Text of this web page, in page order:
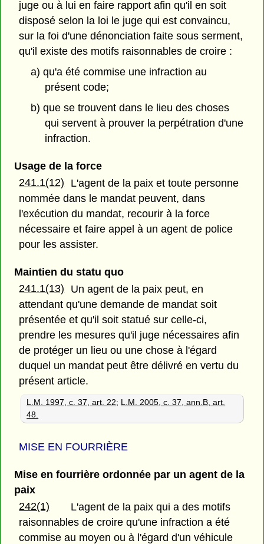
juge ou à lui en faire rapport afin qu'il en soit
disposé selon la loi le juge qui est convaincu,
sur la foi d'une dénonciation faite sous serment,
qu'il existe des motifs raisonnables de croire :
a) qu'a été commise une infraction au
présent code;
b) que se trouvent dans le lieu des choses
qui servent à prouver la perpétration d'une
infraction.
Usage de la force
241.1(12)
L'agent de la paix et toute personne
nommée dans le mandat peuvent, dans
l'exécution du mandat, recourir à la force
nécessaire et faire appel à un agent de police
pour les assister.
Maintien du statu quo
241.1(13)
Un agent de la paix peut, en
attendant qu'une demande de mandat soit
présentée et qu'il soit statué sur celle-ci,
prendre les mesures qu'il juge nécessaires afin
de protéger un lieu ou une chose à l'égard
duquel un mandat peut être délivré en vertu du
présent article.
L.M. 1997, c. 37, art. 22; L.M. 2005, c. 37, ann.B, art.
48.
MISE EN FOURRIÈRE
Mise en fourrière ordonnée par un agent de la
paix
242(1)
L'agent de la paix qui a des motifs
raisonnables de croire qu'une infraction a été
commise au moyen ou à l'égard d'un véhicule